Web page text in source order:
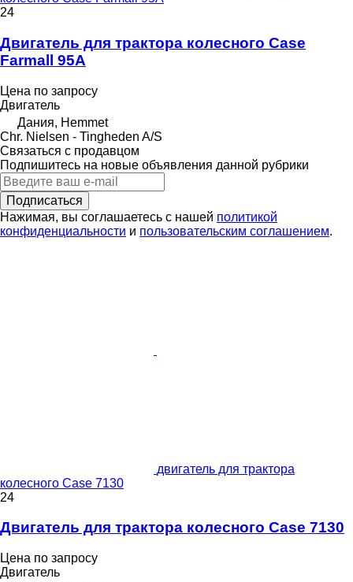
24
Двигатель для трактора колесного Case
Farmall 95A
Цена по запросу
Двигатель
Дания, Hemmet
Chr. Nielsen - Tingheden A/S
Связаться с продавцом
Подпишитесь на новые объявления данной рубрики
Подписаться
Нажимая, вы соглашаетесь с нашей политикой
конфиденциальности и пользовательским соглашением.
двигатель для трактора
колесного Case 7130
24
Двигатель для трактора колесного Case 7130
Цена по запросу
Двигатель